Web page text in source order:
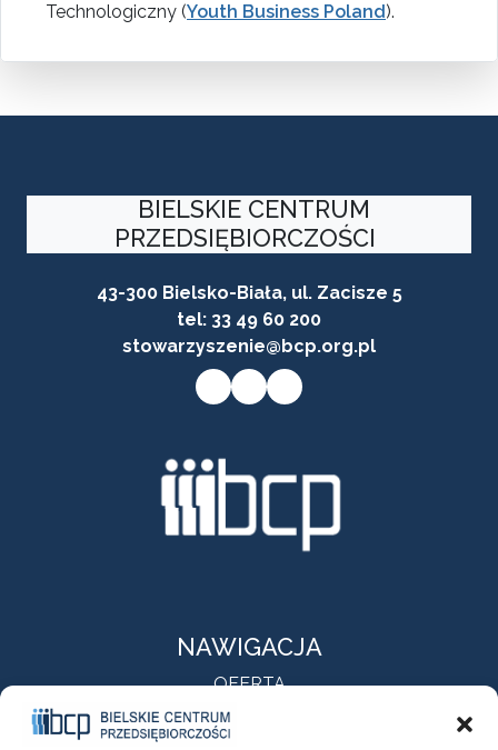
Technologiczny (Youth Business Poland).
BIELSKIE CENTRUM
PRZEDSIĘBIORCZOŚCI
43-300 Bielsko-Biała, ul. Zacisze 5
tel: 33 49 60 200
stowarzyszenie@bcp.org.pl
Przycisk do przejścia na stronę facebooka firmyPrzycisk do przejścia na stronę instagram firmy
Przycisk do przejścia na stronę linkedin firmy
NAWIGACJA
OFERTA
O NAS
AKTUALNOŚCI